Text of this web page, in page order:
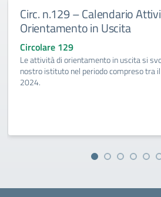
Circ. n.129 – Calendario
Orientamento in Uscita
Circolare 129
Le attività di orientamento in uscita si
nostro istituto nel periodo compreso tra
2024.